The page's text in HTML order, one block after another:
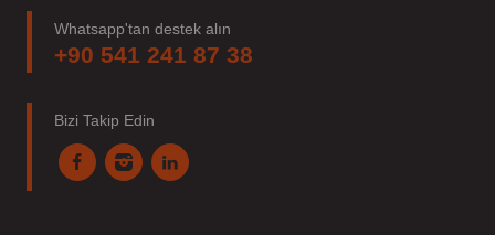
Whatsapp'tan destek alın
+90 541 241 87 38
Bizi Takip Edin